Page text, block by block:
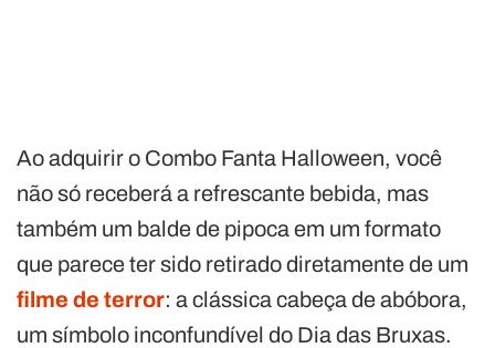
Ao adquirir o Combo Fanta Halloween, você
não só receberá a refrescante bebida, mas
também um balde de pipoca em um formato
que parece ter sido retirado diretamente de um
filme de terror: a clássica cabeça de abóbora,
um símbolo inconfundível do Dia das Bruxas.